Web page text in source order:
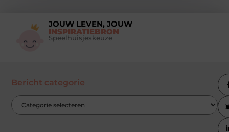
JOUW LEVEN, JOUW
INSPIRATIEBRON
Speelhuisjeskeuze
Bericht categorie